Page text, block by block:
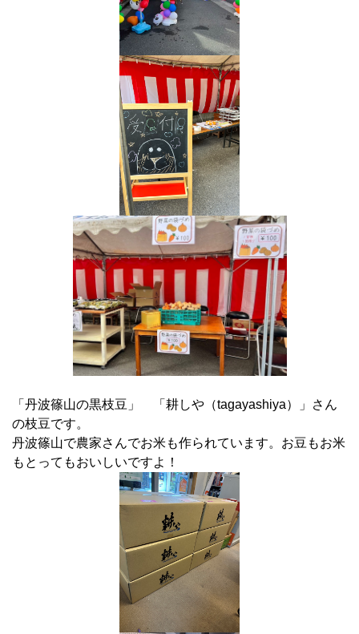
「丹波篠山の黒枝豆」 「耕しや（tagayashiya）」さん
の枝豆です。
丹波篠山で農家さんでお米も作られています。お豆もお米
もとってもおいしいですよ！